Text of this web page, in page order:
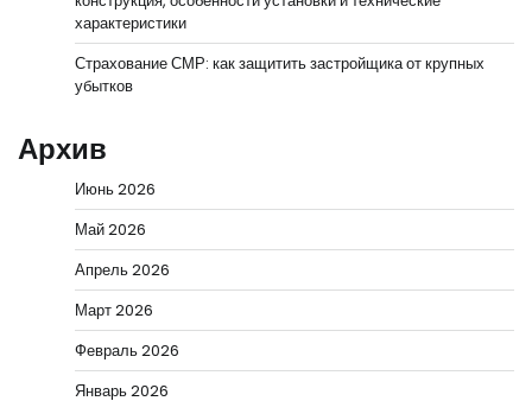
характеристики
Страхование СМР: как защитить застройщика от крупных
убытков
Архив
Июнь 2026
Май 2026
Апрель 2026
Март 2026
Февраль 2026
Январь 2026